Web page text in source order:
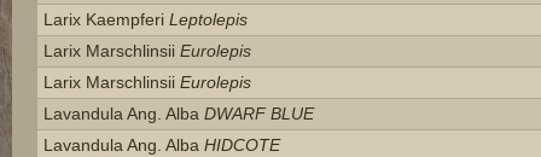
Larix Kaempferi Leptolepis
Larix Marschlinsii Eurolepis
Larix Marschlinsii Eurolepis
Lavandula Ang. Alba DWARF BLUE
Lavandula Ang. Alba HIDCOTE